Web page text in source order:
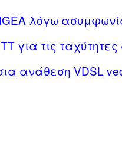
λόγω
για τις
ανάθεση VDSL